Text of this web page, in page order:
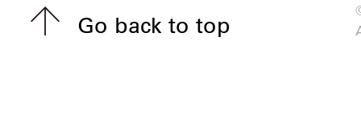
Go back to top